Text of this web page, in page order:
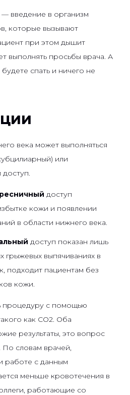
введение в организм
которые вызывают
при этом дышит
выполнять просьбы врача. А
спать и ничего не
века может выполняться
или
доступ
кожи и появлении
в области нижнего века.
доступ показан лишь
грыжевых выпячиваниях в
подходит пациентам без
кожи.
процедуру с помощью
как СО2. Оба
результаты, это вопрос
По словам врачей,
работе с данным
меньше кровотечения в
работающие со